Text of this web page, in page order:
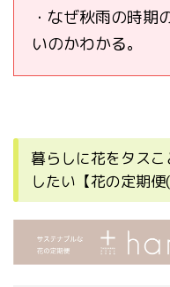
・なぜ秋雨の時期
いのかわかる。
暮らしに花をタス
したい【花の定期便